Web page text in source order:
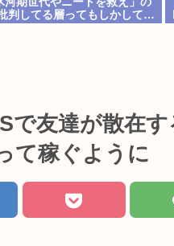
判してる層ってもしかして…
で友達が散在
て稼ぐように